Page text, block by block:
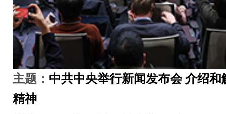
主题： 中共中央举行新闻发布会 介绍
精神